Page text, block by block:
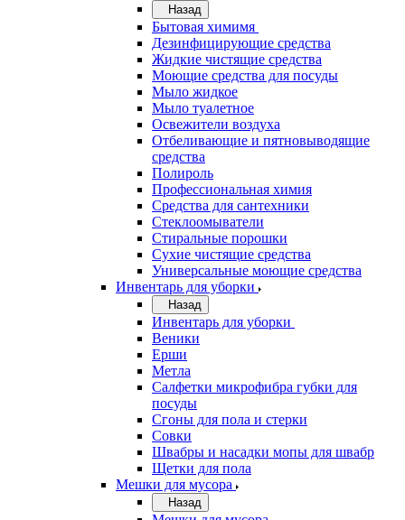
Назад
Бытовая химимя
Дезинфицирующие средства
Жидкие чистящие средства
Моющие средства для посуды
Мыло жидкое
Мыло туалетное
Освежители воздуха
Отбеливающие и пятновыводящие
средства
Полироль
Профессиональная химия
Средства для сантехники
Стеклоомыватели
Стиральные порошки
Сухие чистящие средства
Универсальные моющие средства
Инвентарь для уборки
Назад
Инвентарь для уборки
Веники
Ерши
Метла
Салфетки микрофибра губки для
посуды
Сгоны для пола и стерки
Совки
Швабры и насадки мопы для швабр
Щетки для пола
Мешки для мусора
Назад